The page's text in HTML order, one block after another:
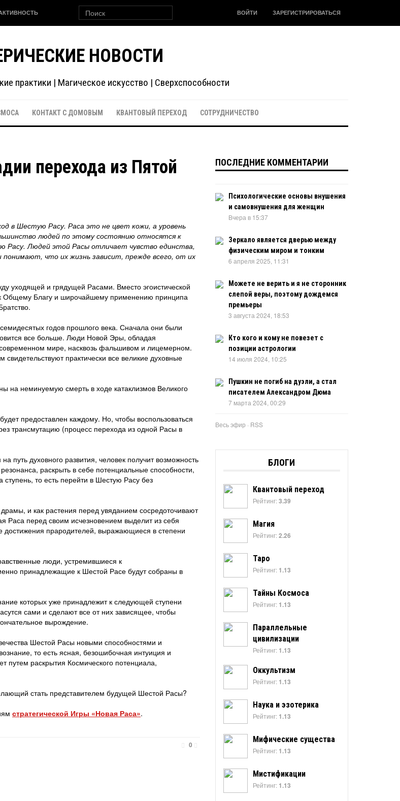
ВОЙТИ ЗАРЕГИСТРИРОВАТЬСЯ
НОВОСТИ
практики | Магическое искусство | Сверхспособности
КОНТАКТ С ДОМОВЫМ КВАНТОВЫЙ ПЕРЕХОД СОТРУДНИЧЕСТВО
перехода из Пятой
в Шестую Расу. Раса это не цвет кожи, а уровень
людей по этому состоянию относятся к
Расу. Людей этой Расы отличает чувство единства,
понимают, что их жизнь зависит, прежде всего, от их
уходящей и грядущей Расами. Вместо эгоистической
Общему Благу и широчайшему применению принципа
годов прошлого века. Сначала они были
все больше. Люди Новой Эры, обладая
мире, насквозь фальшивом и лицемерном.
практически все великие духовные
на неминуемую смерть в ходе катаклизмов Великого
предоставлен каждому. Но, чтобы воспользоваться
трансмутацию (процесс перехода из одной Расы в
путь духовного развития, человек получит возможность
раскрыть в себе потенциальные способности,
то есть перейти в Шестую Расу без
и как растения перед увяданием сосредоточивают
Раса перед своим исчезновением выделит из себя
прародителей, выражающиеся в степени
люди, устремившиеся к
принадлежащие к Шестой Расе будут собраны в
которых уже принадлежит к следующей ступени
сами и сделают все от них зависящее, чтобы
вырождение.
Шестой Расы новыми способностями и
то есть ясная, безошибочная интуиция и
раскрытия Космического потенциала,
стать представителем будущей Шестой Расы?
стратегической Игры «Новая Раса».
0
ПОСЛЕДНИЕ КОММЕНТАРИИ
Психологические основы внушения
и самовнушения для женщин
Вчера в 15:37
Зеркало является дверью между
физическим миром и тонким
6 апреля 2025, 11:31
Можете не верить и я не сторонник
слепой веры, поэтому дождемся
премьеры
3 августа 2024, 18:53
Кто кого и кому не повезет с
позиции астрологии
14 июля 2024, 10:25
Пушкин не погиб на дуэли, а стал
писателем Александром Дюма
7 марта 2024, 00:29
Весь эфир · RSS
БЛОГИ
Квантовый переход
Рейтинг:3.39
Магия
Рейтинг:2.26
Таро
Рейтинг: 1.13
Тайны Космоса
Рейтинг: 1.13
Параллельные
цивилизации
Рейтинг: 1.13
Оккультизм
Рейтинг: 1.13
Наука и эзотерика
Рейтинг: 1.13
Мифические существа
Рейтинг: 1.13
Мистификации
Рейтинг: 1.13